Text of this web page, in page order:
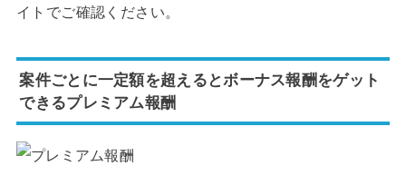
イトでご確認ください。
案件ごとに一定額を超えるとボーナス報酬をゲット
できるプレミアム報酬